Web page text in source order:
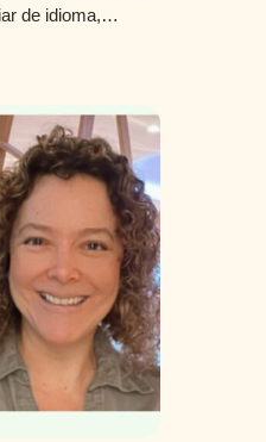
de idioma,…